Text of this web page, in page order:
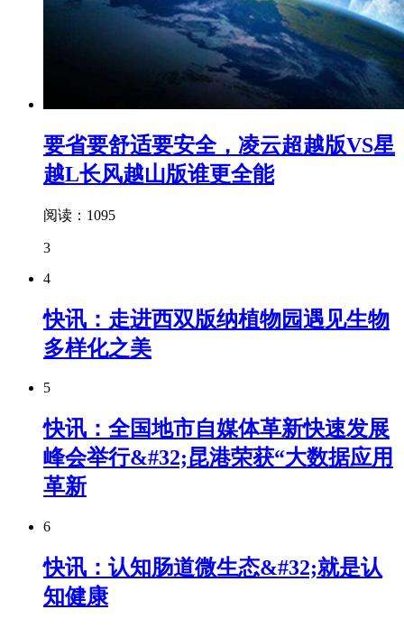
要省要舒适要安全，凌云超越版VS星
越L长风越山版谁更全能
阅读：1095
3
4
快讯：走进西双版纳植物园遇见生物
多样化之美
5
快讯：全国地市自媒体革新快速发展
峰会举行&#32;昆港荣获“大数据应用
革新
6
快讯：认知肠道微生态&#32;就是认
知健康